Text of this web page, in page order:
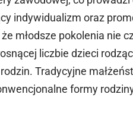
indywidualizm oraz
młodsze pokolenia nie
liczbie dzieci
Tradycyjne
formy